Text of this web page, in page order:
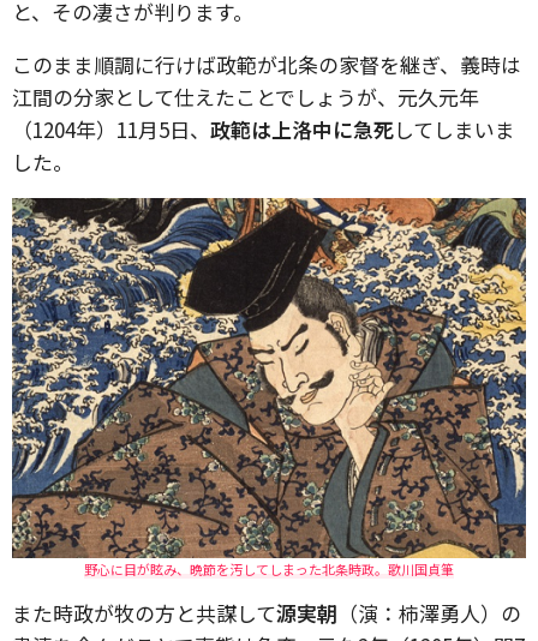
と、その凄さが判ります。
このまま順調に行けば政範が北条の家督を継ぎ、義時は
江間の分家として仕えたことでしょうが、元久元年
（1204年）11月5日、 政範は上洛中に急死してしまいま
した。
野心に目が眩み、晩節を汚してしまった北条時政。歌川国貞筆
また時政が牧の方と共謀して源実朝 （演：柿澤勇人）の